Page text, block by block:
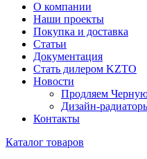
О компании
Наши проекты
Покупка и доставка
Статьи
Документация
Стать дилером KZTO
Новости
Продляем
Дизайн-
Контакты
Каталог товаров